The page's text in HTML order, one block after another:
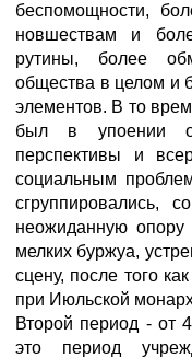
беспомощности,
новшествам и
рутины, более
общества в целом и
элементов. В то
был в упоении
перспективы и
социальным
сгруппировались,
неожиданную
мелких буржуа,
сцену, после того
при Июльской
Второй период - от
это период